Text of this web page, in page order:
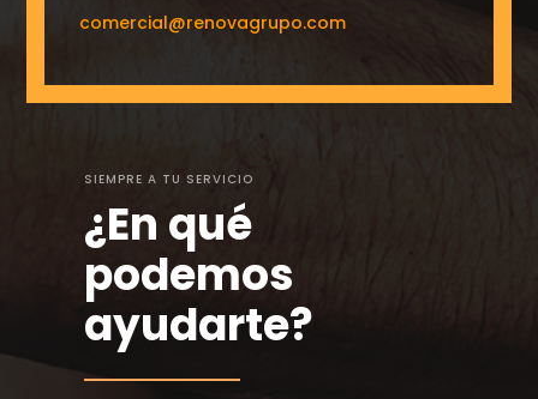
SIEMPRE A TU SERVICIO
¿En qué
podemos
ayudarte?
comercial@renovagrupo.com